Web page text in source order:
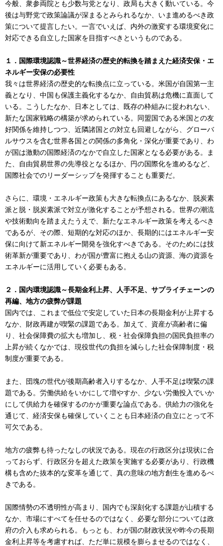
今般、衆参両院とも少数与党となり、政局も大きく動いている。今
後は与野党で政策論議が深まるとみられるなか、いま進めるべき政
策について提言したい。一言でいえば、内外の激変する環境変化に
対応できる自立した国家を目指すべきというものである。
１．国際環境認識～世界経済の歴史的転換を踏まえた経済安保・エ
ネルギー安保の必要性
我々は世界経済の歴史的な転換点に立っている。米国が自国第一主
義となり、中国も保護主義化するなか、自由貿易は危機に直面して
いる。こうしたなか、日本としては、既存の枠組みに捉われない、
新たな国家戦略の構築が求められている。同盟国である米国との友
好関係を維持しつつ、近隣諸国との対立も回避しながら、グローバ
ルサウスを含む世界各国との関係の多角化・深化が重要であり、わ
が国は激動の国際経済のなかで自立した国家となる必要がある。ま
た、自由貿易世界の先導役となるほか、円の国際化を進めるなど、
国際社会でのリーダーシップを発揮することも重要だ。
さらに、環境・エネルギー政策も大きな転換点にあるなか、脱炭素
派と脱・脱炭素派で対立が激化することが予想される。世界の潮流
や技術動向を踏まえたうえで、新たなエネルギー政策を考えるべき
であるが、その際、短期的な対応のほか、長期的にはエネルギー安
保に向けて新エネルギー開発を強化すべきである。そのためには技
術革新が重要であり、わが国が豊富に抱える山の資源、海の資源を
エネルギーに活用していく必要もある。
２．国内環境認識～長期金利上昇、人手不足、サプライチェーンの
再編、地方の疲弊が課題
国内では、これまで低位で安定していた日本の長期金利が上昇する
なか、財政再建が喫緊の課題である。加えて、資産が高齢者に偏
り、社会保障費の拡大も増加し、税・社会保障負担の国民負担率の
上昇が続くなかでは、現役世代の負担を減らした社会保障制度・税
制度が重要である。
また、団塊の世代が後期高齢者入りするなか、人手不足は喫緊の課
題である。労働供給をいかにして増やすか、少ない労働投入でいか
にして供給力を確保するのかが重要な論点である。供給力の強化を
通じて、経済安保も確保していくことも日本経済の自立にとって不
可欠である。
地方の疲弊も待ったなしの状況である。現在の行政区分は現状に合
っておらず、行政区分を超えた政策を実施する必要があり、行政機
構も含めた抜本的な変革を通じて、真の意味の地方創生を進めるべ
きである。
国際情勢の不透明性が高まり、国内でも深刻化する課題が山積する
なか、市場にすべてを任せるのではなく、必要な部分については政
府の介入も求められる。もっとも、わが国の財政状況や昨今の長期
金利上昇等を考慮すれば、ただ単に規模を膨らませるのではなく、